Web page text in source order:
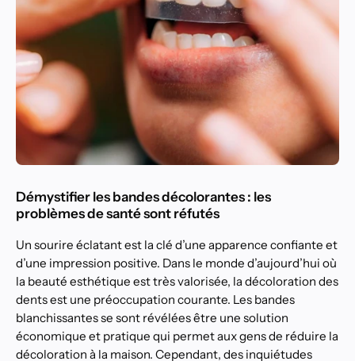
Démystifier les bandes décolorantes : les
problèmes de santé sont réfutés
Un sourire éclatant est la clé d’une apparence confiante et
d’une impression positive. Dans le monde d’aujourd’hui où
la beauté esthétique est très valorisée, la décoloration des
dents est une préoccupation courante. Les bandes
blanchissantes se sont révélées être une solution
économique et pratique qui permet aux gens de réduire la
décoloration à la maison. Cependant, des inquiétudes